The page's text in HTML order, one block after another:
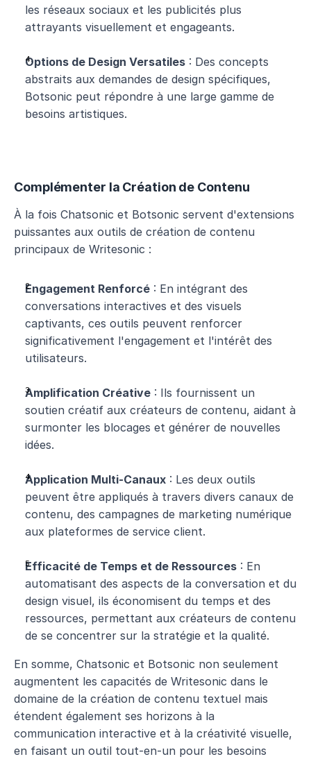
les réseaux sociaux et les publicités plus
attrayants visuellement et engageants.
Options de Design Versatiles : Des concepts
abstraits aux demandes de design spécifiques,
Botsonic peut répondre à une large gamme de
besoins artistiques.
Complémenter la Création de Contenu
À la fois Chatsonic et Botsonic servent d'extensions
puissantes aux outils de création de contenu
principaux de Writesonic :
Engagement Renforcé : En intégrant des
conversations interactives et des visuels
captivants, ces outils peuvent renforcer
significativement l'engagement et l'intérêt des
utilisateurs.
Amplification Créative : Ils fournissent un
soutien créatif aux créateurs de contenu, aidant à
surmonter les blocages et générer de nouvelles
idées.
Application Multi-Canaux : Les deux outils
peuvent être appliqués à travers divers canaux de
contenu, des campagnes de marketing numérique
aux plateformes de service client.
Efficacité de Temps et de Ressources : En
automatisant des aspects de la conversation et du
design visuel, ils économisent du temps et des
ressources, permettant aux créateurs de contenu
de se concentrer sur la stratégie et la qualité.
En somme, Chatsonic et Botsonic non seulement
augmentent les capacités de Writesonic dans le
domaine de la création de contenu textuel mais
étendent également ses horizons à la
communication interactive et à la créativité visuelle,
en faisant un outil tout-en-un pour les besoins